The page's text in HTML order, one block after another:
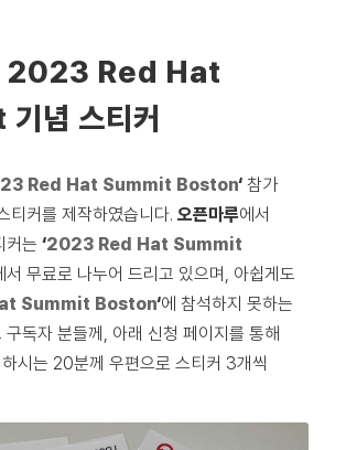
2023 Red Hat
념 스티커
Red Hat Summit Boston‘ 참가
티커를 제작하였습니다. 오픈마루에서
커는 ‘2023 Red Hat Summit
서 무료로 나누어 드리고 있으며, 아쉽게도
Summit Boston‘에 참석하지 못하는
구독자 분들께, 아래 신청 페이지를 통해
시는 20분께 우편으로 스티커 3개씩